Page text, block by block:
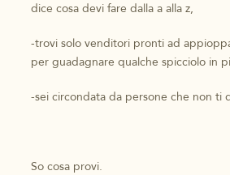
dice cosa devi fare dalla a alla z,
-trovi solo venditori pronti ad
per guadagnare qualche spicciolo in
-sei circondata da persone che non ti
So cosa provi.